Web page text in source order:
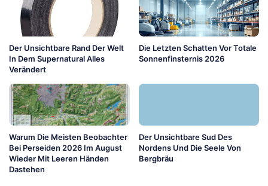
Der Unsichtbare Rand Der Welt
In Dem Supernatural Alles
Verändert
Die Letzten Schatten Vor Totale
Sonnenfinsternis 2026
Warum Die Meisten Beobachter
Bei Perseiden 2026 Im August
Wieder Mit Leeren Händen
Dastehen
Der Unsichtbare Sud Des
Nordens Und Die Seele Von
Bergbräu